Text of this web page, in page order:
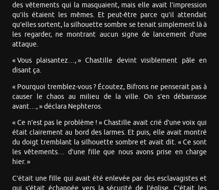
des vêtements qui la masquaient, mais elle avait l’impression
qu’ils étaient les mêmes. Et peut-être parce qu’il attendait
qu’elles sortent, la silhouette sombre se tenait simplement là à
les regarder, ne montrant aucun signe de lancement d’une
attaque.
« Vous plaisantez…, » Chastille devint visiblement pâle en
disant ça.
« Pourquoi tremblez-vous ? Écoutez, Bifrons ne penserait pas à
causer le chaos au milieu de la ville. On s’en débarrasse
avant…, » déclara Nephteros.
« Ce n’est pas le problème ! » Chastille avait crié d’une voix qui
était clairement au bord des larmes. Et puis, elle avait montré
du doigt tremblant la silhouette sombre et avait dit. « Ce sont
les vêtements… d’une fille que nous avons prise en charge
hier. »
C’était une fille qui avait été enlevée par des esclavagistes et
qui s’était échappée vers la sécurité de l’église. C’était les